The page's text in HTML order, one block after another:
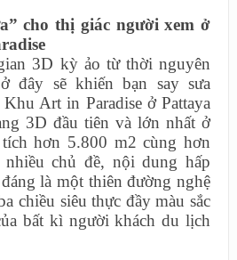
cho thị giác người xem ở
3D kỳ ảo từ thời nguyên
đây sẽ khiến bạn say sưa
Art in Paradise ở Pattaya
3D đầu tiên và lớn nhất ở
hơn 5.800 m2 cùng hơn
chủ đề, nội dung hấp
là một thiên đường nghệ
chiều siêu thực đầy màu sắc
bất kì người khách du lịch